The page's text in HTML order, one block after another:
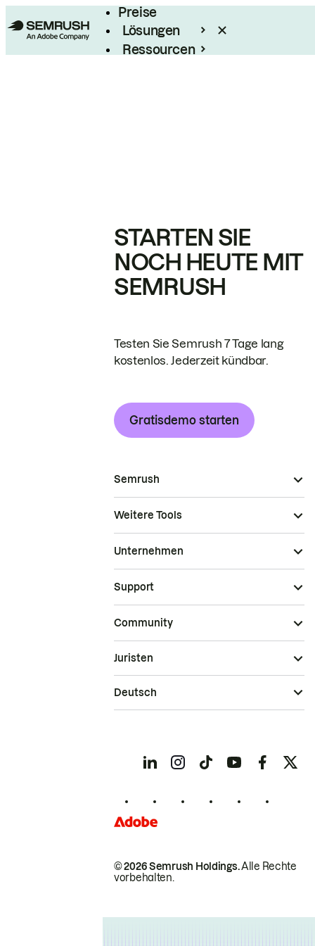
Preise
Lösungen
Ressourcen
STARTEN SIE
NOCH HEUTE MIT
SEMRUSH
Testen Sie Semrush 7 Tage lang
kostenlos. Jederzeit kündbar.
Gratisdemo starten
Semrush
Weitere Tools
Unternehmen
Support
Community
© 2026 Semrush Holdings.Alle Rechte
vorbehalten.
Juristen
Deutsch